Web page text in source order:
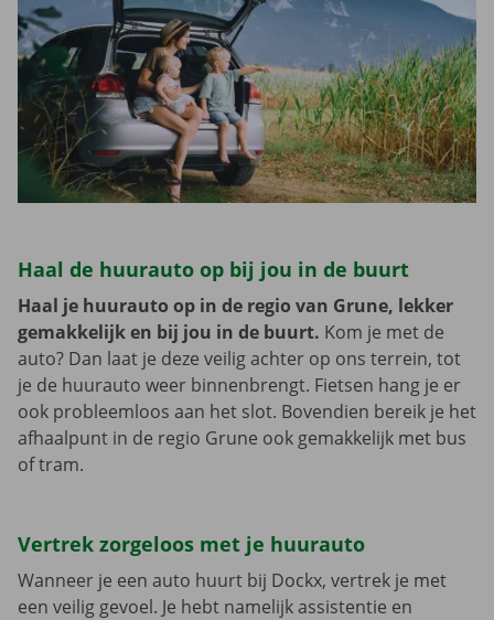
Haal de huurauto op bij jou in de buurt
Haal je huurauto op in de regio van Grune, lekker
gemakkelijk en bij jou in de buurt. Kom je met de
auto? Dan laat je deze veilig achter op ons terrein, tot
je de huurauto weer binnenbrengt. Fietsen hang je er
ook probleemloos aan het slot. Bovendien bereik je het
afhaalpunt in de regio Grune ook gemakkelijk met bus
of tram.
Vertrek zorgeloos met je huurauto
Wanneer je een auto huurt bij Dockx, vertrek je met
een veilig gevoel. Je hebt namelijk assistentie en